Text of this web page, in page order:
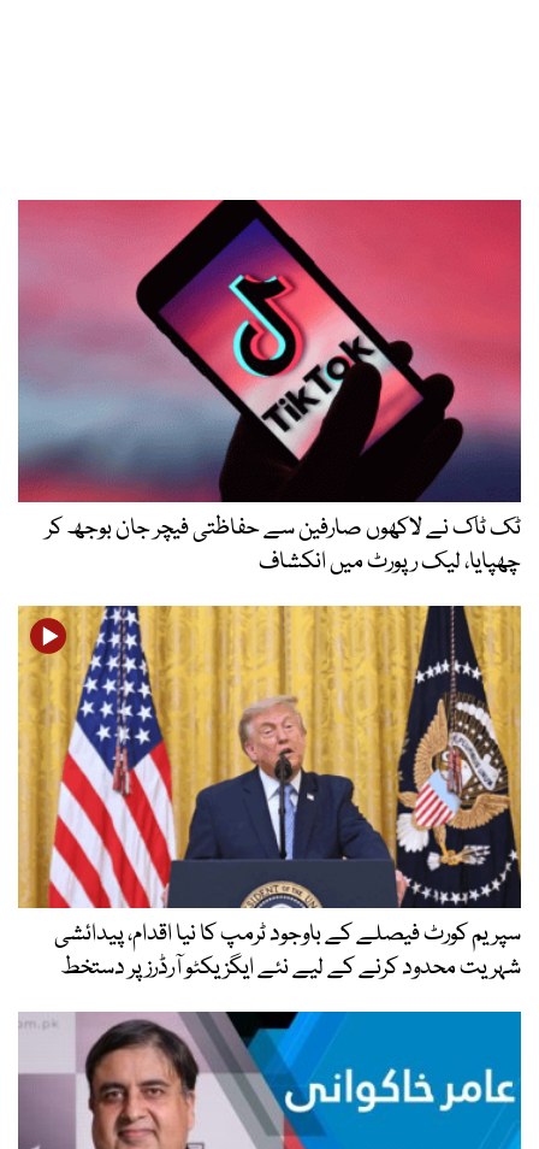
ٹک ٹاک نے لاکھوں صارفین سے حفاظتی فیچر جان بوجھ کر
چھپایا، لیک رپورٹ میں انکشاف
سپریم کورٹ فیصلے کے باوجود ٹرمپ کا نیا اقدام، پیدائشی
شہریت محدود کرنے کے لیے نئے ایگزیکٹو آرڈرز پر دستخط